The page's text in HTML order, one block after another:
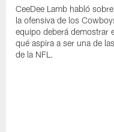
CeeDee Lamb habló
la ofensiva de los
equipo deberá demostrar
qué aspira a ser una de
de la NFL.